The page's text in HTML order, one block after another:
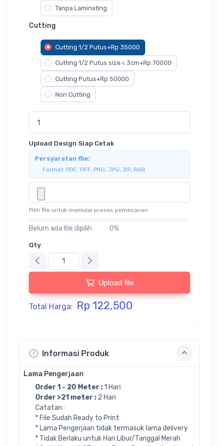
Informasi Produk
Lama Pengerjaan
Order 1 - 20 Meter :1 Hari
Order >21 meter : 2 Hari
Catatan :
* File Sudah Ready to Print
* Lama Pengerjaan tidak termasuk lama delivery
* Tidak Berlaku untuk Hari Libur/Tanggal Merah
Tanpa Laminating
Cutting
Cutting 1/2 Putus+Rp 35000
Cutting 1/2 Putus size < 3cm+Rp 70000
Cutting Putus+Rp 50000
Non Cutting
Upload Design Siap Cetak
Persyaratan file:
Format: PDF, TIFF, PNG, JPG, ZIP, RAR
Pilih file untuk memulai proses pemesanan.
0%
Belum ada file dipilih
Qty
Upload file
Total Harga: Rp 122,500